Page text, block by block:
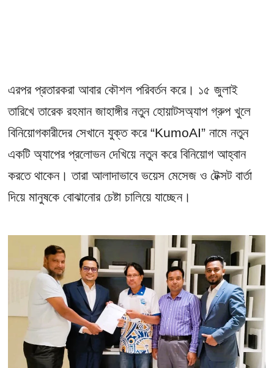
এরপর প্রতারকরা আবার কৌশল পরিবর্তন করে। ১৫ জুলাই
তারিখে তারেক রহমান জাহাঙ্গীর নতুন হোয়াটসঅ্যাপ গ্রুপ খুলে
বিনিয়োগকারীদের সেখানে যুক্ত করে “KumoAI” নামে নতুন
একটি অ্যাপের প্রলোভন দেখিয়ে নতুন করে বিনিয়োগ আহ্বান
করতে থাকেন। তারা আলাদাভাবে ভয়েস মেসেজ ও টেক্সট বার্তা
দিয়ে মানুষকে বোঝানোর চেষ্টা চালিয়ে যাচ্ছেন।